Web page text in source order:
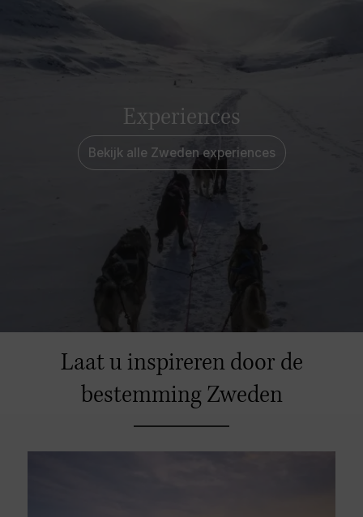
Experiences
Bekijk alle Zweden experiences
Laat u inspireren door de
bestemming Zweden